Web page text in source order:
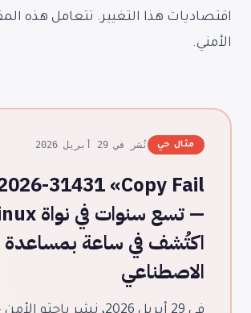
اقتصاديات هذا التغيير. تتعامل هذه
الأمني.
مثال حي نُشر في 29 أبريل 2026
اكتُشف في ساعة بمساعدة
الاصطناعي